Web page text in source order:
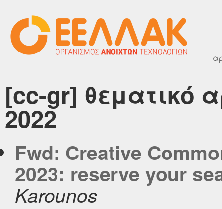
[cc-gr] θεματικό
2022
Fwd: Creative
2023: reserve your
Karounos